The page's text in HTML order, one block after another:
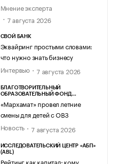
Мнение эксперта
7 августа 2026
СВОЙ БАНК
Эквайринг простыми словами:
что нужно знать бизнесу
Интервью
7 августа 2026
БЛАГОТВОРИТЕЛЬНЫЙ
ОБРАЗОВАТЕЛЬНЫЙ ФОНД
«Мархамат» провел летние
смены для детей с ОВЗ
Новость
7 августа 2026
ИССЛЕДОВАТЕЛЬСКИЙ ЦЕНТР «АБП»
(ABL)
Рейтинг как капитал: кому